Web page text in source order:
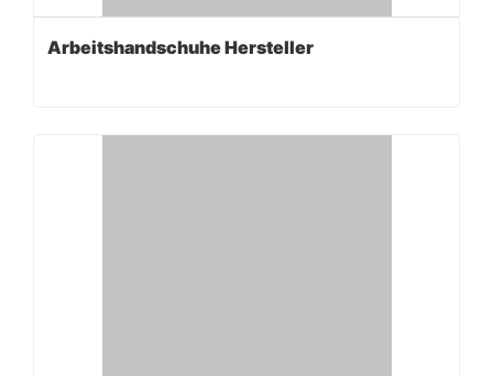
Arbeitshandschuhe Hersteller